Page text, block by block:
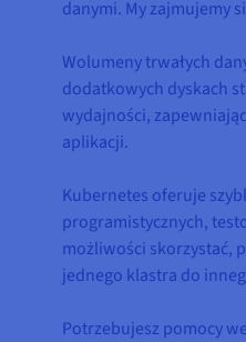
danymi. My zajmujemy
Wolumeny trwałych
dodatkowych dyskach
wydajności,
aplikacji.
Kubernetes oferuje
programistycznych,
możliwości skorzystać,
jednego klastra do
Potrzebujesz pomocy